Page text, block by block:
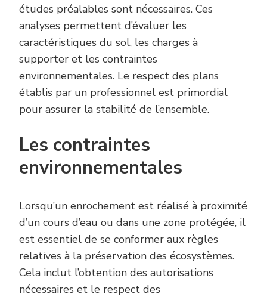
études préalables sont nécessaires. Ces
analyses permettent d’évaluer les
caractéristiques du sol, les charges à
supporter et les contraintes
environnementales. Le respect des plans
établis par un professionnel est primordial
pour assurer la stabilité de l’ensemble.
Les contraintes
environnementales
Lorsqu’un enrochement est réalisé à proximité
d’un cours d’eau ou dans une zone protégée, il
est essentiel de se conformer aux règles
relatives à la préservation des écosystèmes.
Cela inclut l’obtention des autorisations
nécessaires et le respect des